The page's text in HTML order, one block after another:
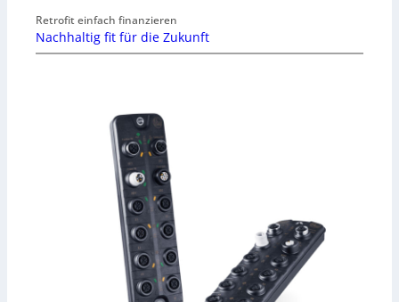
Retrofit einfach finanzieren
Nachhaltig fit für die Zukunft